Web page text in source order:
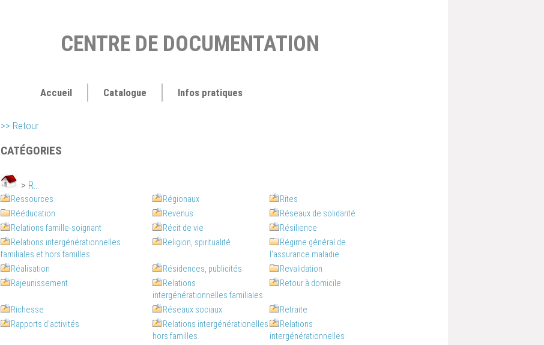
CENTRE DE DOCUMENTATION
Accueil Catalogue Infos pratiques
>> Retour
CATÉGORIES
> R...
Ressources Régionaux
Rites
Rééducation
Revenus
Réseaux de solidarité
Relations famille-soignant
Récit de vie
Résilience
Relations intergénérationnelles
familiales et hors familles
Religion, spiritualité
Régime général de
l'assurance maladie
Réalisation
Résidences, publicités
Revalidation
Rajeunissement
Relations
intergénérationnelles familiales
Retour à domicile
Richesse Réseaux sociaux
Retraite
Rapports d'activités
Relations intergénérationelles
hors familles
Relations
intergénérationnelles